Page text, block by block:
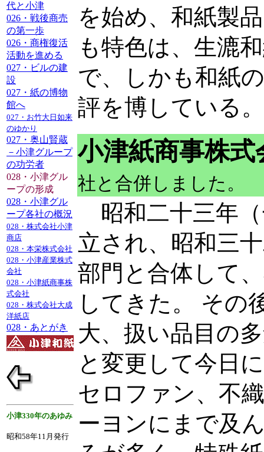
代と小津
026・戦後商売
の第一歩
026・商権復活
活動を進める
027・ビルの建
設
027・紙の博物
館へ
027・お竹大日如来
のゆかり
027・奥山賢蔵
－小津グループ
の功労者
028・小津グル
ープの形成
028・小津グル
ープ各社の概況
028・株式会社小津
商店
028・本栄株式会社
028・小津産業株式
会社
028・小津紙商事株
式会社
028・株式会社大成
洋紙店
028・あとがき
小津330年のあゆみ
昭和58年11月発行
を始め、和紙製
も特色は、生漉
で、しかも和紙
評を博している。
小津紙商事株式
社と合併しました。
昭和二十三年（
立され、昭和三
部門と合体して
してきた。 その
大、扱い品目の
と変更して今日
セロファン、不
ーヨンにまで及